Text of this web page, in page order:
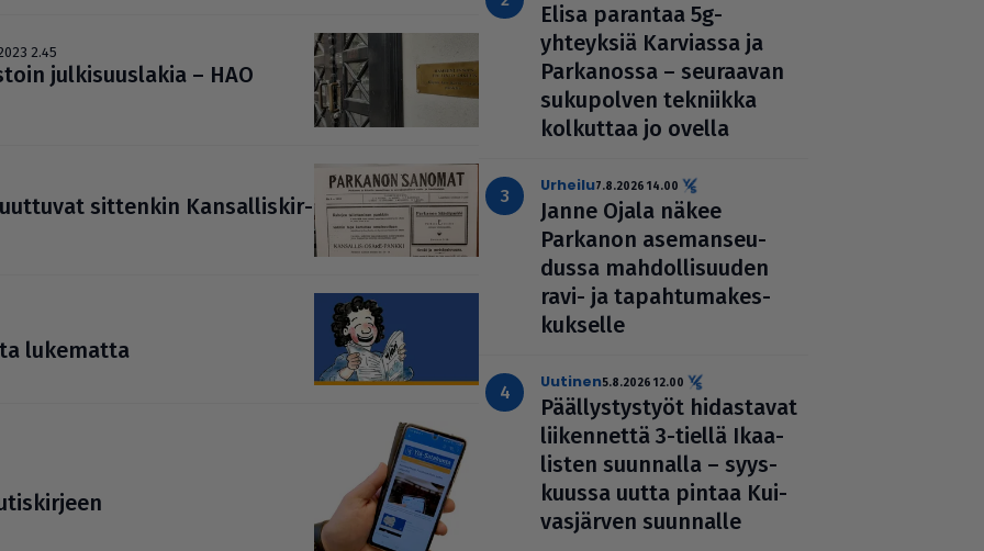
2.45
jul­ki­suus­la­kia – HAO
sittenkin Kan­sal­lis­kir­
lukematta
Elisa parantaa 5g-
yhteyksiä Karviassa ja
Par­ka­nossa – seuraavan
suku­pol­ven tekniikka
kolkuttaa jo ovella
urheilu7.8.2026 14.00
Janne Ojala näkee
Parkanon ase­man­seu­
dussa mah­dol­li­suu­den
ravi- ja tapah­tu­ma­kes­
kuk­selle
uutinen5.8.2026 12.00
Pääl­lys­tys­työt hidas­ta­vat
lii­ken­nettä 3-tiellä Ikaa­
lis­ten suunnalla – syys­
kuussa uutta pintaa Kui­
vas­jär­ven suunnalle